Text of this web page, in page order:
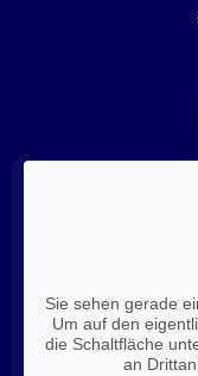
Sie sehen gerade
Um auf den
die Schaltfläche
an